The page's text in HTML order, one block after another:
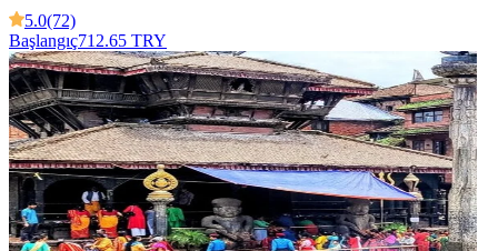
5.0(72)
Başlangıç712.65 TRY